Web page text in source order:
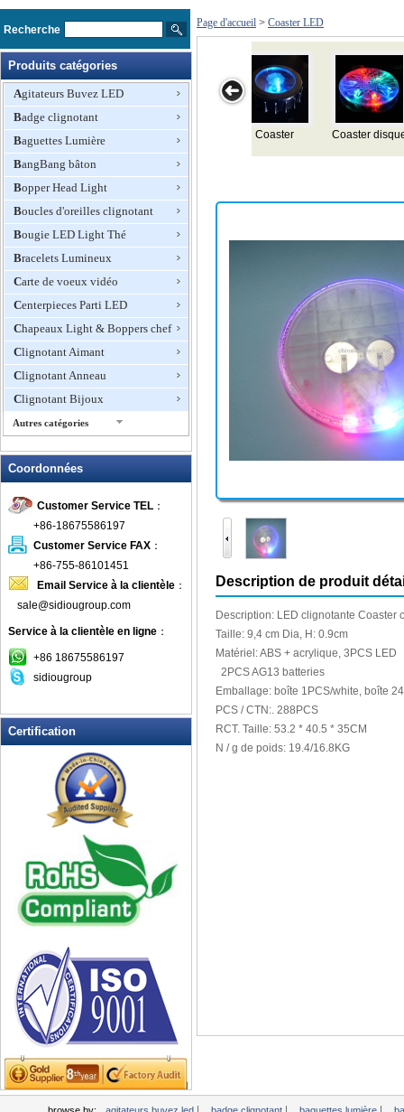
Recherche
Produits catégories
Agitateurs Buvez LED
Badge clignotant
Baguettes Lumière
BangBang bâton
Bopper Head Light
Boucles d'oreilles clignotant
Bougie LED Light Thé
Bracelets Lumineux
Carte de voeux vidéo
Centerpieces Parti LED
Chapeaux Light & Boppers chef
Clignotant Aimant
Clignotant Anneau
Clignotant Bijoux
Autres catégories
Clignotant Collier
Clignotant mini ventilateur
Clignotant ouvreur de vin
Clignotant robinet de douche
Clignotant T-shirts
Clignotant Verres à Bière
clignoter l'horloge
Coaster LED
Colliers LED Pet Articles
à LED
Douche LED Rasage Mirror
EL autocollant de voiture
EL clignotant T-shirt
EL Light Badge voiture
Ice Cube clignotant
Nouveautés
Jouets yoyos
Jusqu'à LED Couteaux
LED clés Bottle Openers chaîne
LED clignotant Balls
LED clignotant Clapper
LED clignotant Dice
LED clignotant lunettes
LED clignotant tasse
LED Jusqu'à Cuiller
Coordonnées
Customer Service TEL ：
+86-18675586197
Customer Service FAX ：
+86-755-86101451
Email Service à la clientèle ：
sale@sidiougroup.com
Service à la clientèle en ligne ：
+86 18675586197
sidiougroup
Certification
Page d'accueil > Coaster LED
Coaster
Coaster
Clignotant
Description de produit
Description: LED clignotante Coaster
Taille: 9,4 cm Dia, H: 0.9cm
Matériel: ABS + acrylique, 3PCS LED
2PCSAG13 batteries
Emballage: boîte 1PCS/white, boîte
PCS / CTN :. 288PCS
RCT. Taille: 53.2 * 40.5 * 35CM
N / g de poids: 19.4/16.8KG